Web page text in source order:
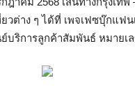
วต่าง ๆ ได้ที่ เพจเฟซบุ๊กแฟ
ริการลูกค้าสัมพันธ์ หมายเ